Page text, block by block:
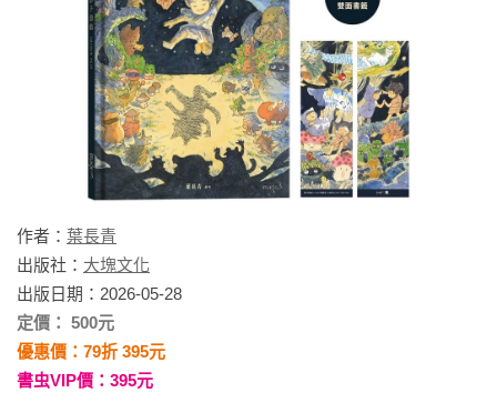
作者： 葉長青
出版社： 大塊文化
出版日期：2026-05-28
定價： 500元
優惠價：79折 395元
書虫VIP價：395元